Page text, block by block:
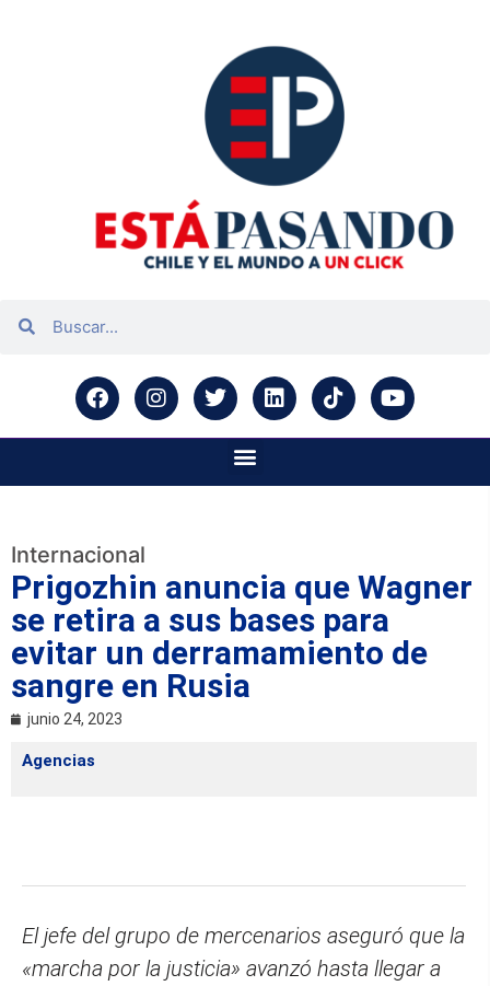
Internacional
Prigozhin anuncia que Wagner
se retira a sus bases para
evitar un derramamiento de
sangre en Rusia
junio 24, 2023
Agencias
El jefe del grupo de mercenarios aseguró que la
«marcha por la justicia» avanzó hasta llegar a